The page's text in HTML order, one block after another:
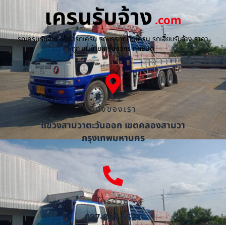
เครนรับจ้าง.com
รถเครนรับจ้าง ให้เช่ารถเครน รถบรรทุกติดเครน รถเฮี๊ยบรับจ้าง ราคา
ถูก ขนย้ายเครื่องจักร ทุกชนิด
ที่ตั้งของเรา
แขวงสามวาตะวันออก เขตคลองสามวา
กรุงเทพมหานคร
โทรด่วน
087-851-5521